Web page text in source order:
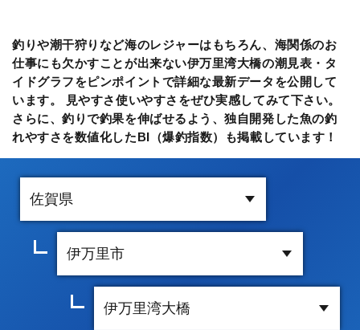
釣りや潮干狩りなど海のレジャーはもちろん、海関係のお
仕事にも欠かすことが出来ない伊万里湾大橋の潮見表・タ
イドグラフをピンポイントで詳細な最新データを公開して
います。 見やすさ使いやすさをぜひ実感してみて下さい。
さらに、釣りで釣果を伸ばせるよう、独自開発した魚の釣
れやすさを数値化したBI（爆釣指数）も掲載しています！